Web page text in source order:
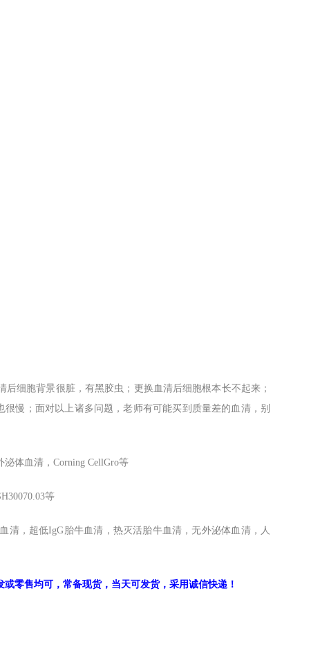
细胞背景很脏，有黑胶虫；更换血清后细胞根本长不起来；
慢；面对以上诸多问题，老师有可能买到质量差的血清，别
体血清， Corning CellGro等
等
清，超低IgG胎牛血清，热灭活胎牛血清，无外泌体血清，人
零售均可，常备现货，当天可发货，采用诚信快递！